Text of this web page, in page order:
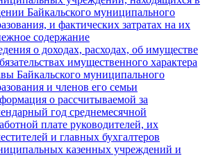
Байкальского муниципального
и фактических затратах на их
содержание
о доходах, расходах, об имуществе
имущественного характера
Байкальского муниципального
и членов его семьи
о рассчитываемой за
год среднемесячной
плате руководителей, их
и главных бухгалтеров
казенных учреждений и